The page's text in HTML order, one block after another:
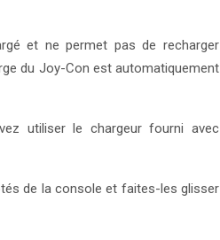
et ne permet pas de recharger
du Joy-Con est automatiquement
utiliser le chargeur fourni avec
de la console et faites-les glisser